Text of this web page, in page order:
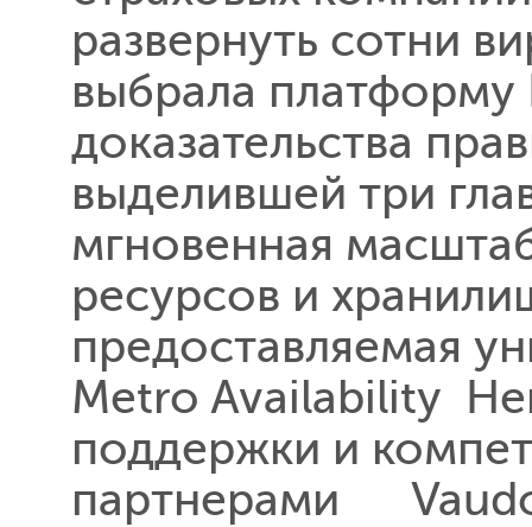
развернуть сотни
выбрала
доказательства
выделившей три
мгновенная
ресурсов и
предоставляемая
Metro Availability
поддержки и
партнерами